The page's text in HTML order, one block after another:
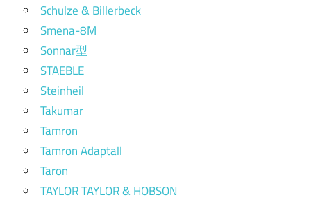
Schulze & Billerbeck
Smena-8M
Sonnar型
STAEBLE
Steinheil
Takumar
Tamron
Tamron Adaptall
Taron
TAYLOR TAYLOR & HOBSON